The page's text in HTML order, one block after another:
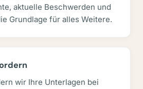
aktuelle Beschwerden und
Grundlage für alles Weitere.
wir Ihre Unterlagen bei